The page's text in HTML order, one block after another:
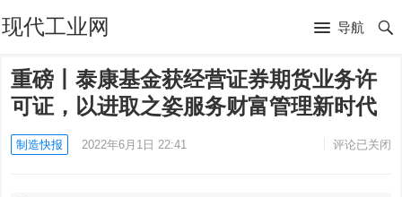
现代工业网 导航
重磅丨泰康基金获经营证券期货业务许
可证，以进取之姿服务财富管理新时代
制造快报 2022年6月1日 22:41 评论已关闭